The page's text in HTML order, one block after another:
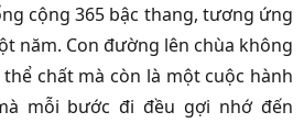
cộng 365 bậc thang, tương ứng
năm. Con đường lên chùa không
chất mà còn là một cuộc hành
mỗi bước đi đều gợi nhớ đến